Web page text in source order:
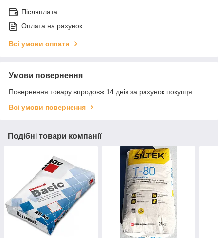
Післяплата
Оплата на рахунок
Всі умови оплати
Умови повернення
Повернення товару впродовж 14 днів за рахунок покупця
Всі умови повернення
Подібні товари компанії